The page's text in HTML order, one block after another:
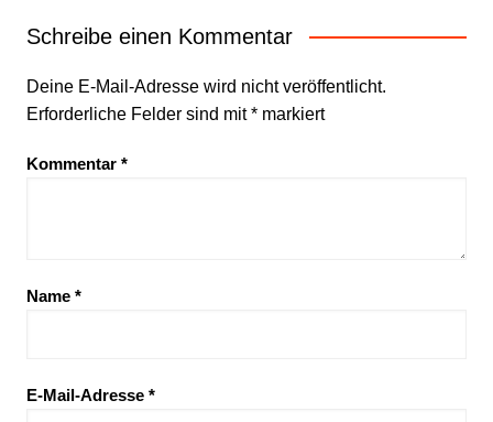
Schreibe einen Kommentar
Deine E-Mail-Adresse wird nicht veröffentlicht.
Erforderliche Felder sind mit*markiert
Kommentar *
Name *
E-Mail-Adresse *